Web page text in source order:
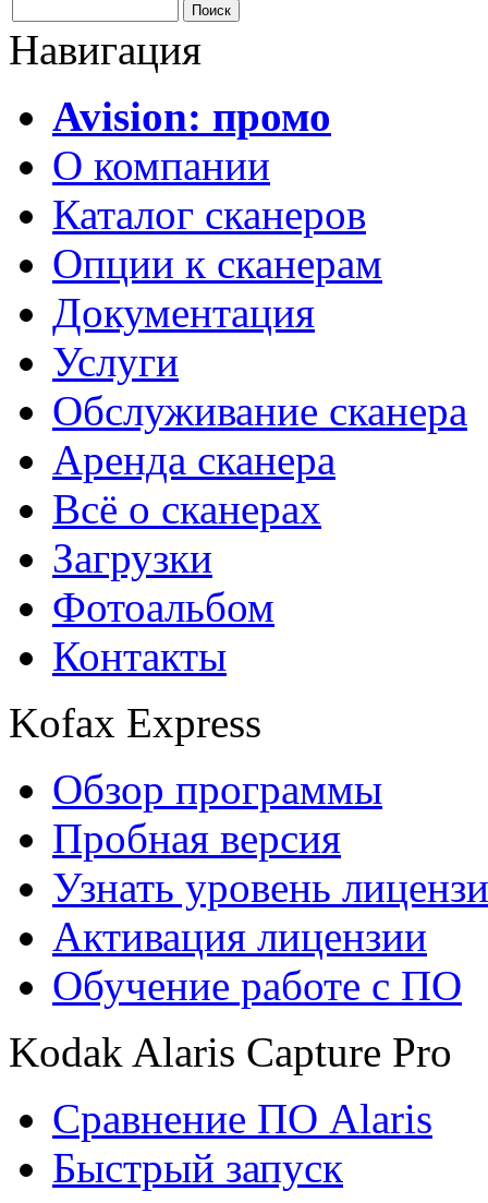
Навигация
Avision: промо
О компании
Каталог сканеров
Опции к сканерам
Документация
Услуги
Обслуживание сканера
Аренда сканера
Всё о сканерах
Загрузки
Фотоальбом
Контакты
Kofax Express
Обзор программы
Пробная версия
Узнать уровень
Активация лицензии
Обучение работе с ПО
Kodak Alaris Capture Pro
Сравнение ПО Alaris
Быстрый запуск